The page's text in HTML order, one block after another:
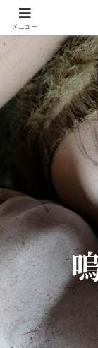
メニュー